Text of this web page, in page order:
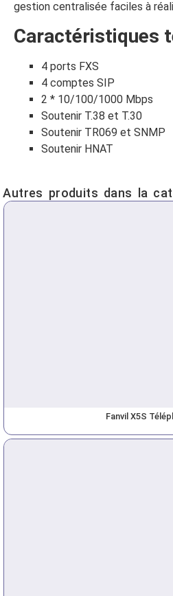
gestion centralisée faciles à
Caractéristiques
4 ports FXS
4 comptes SIP
2 * 10/100/1000 Mbps
Soutenir T.38 et T.30
Soutenir TR069 et SNMP
Soutenir HNAT
Autres produits dans la
Fanvil X5S